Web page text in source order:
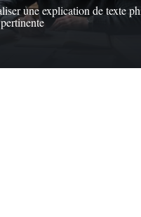
une explication de texte